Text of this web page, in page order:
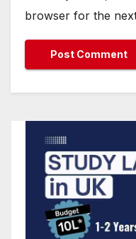
browser for the